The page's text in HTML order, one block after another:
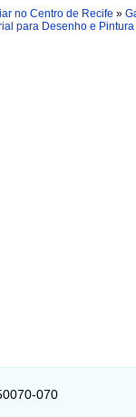
no Centro de Recife »
para Desenho e
070